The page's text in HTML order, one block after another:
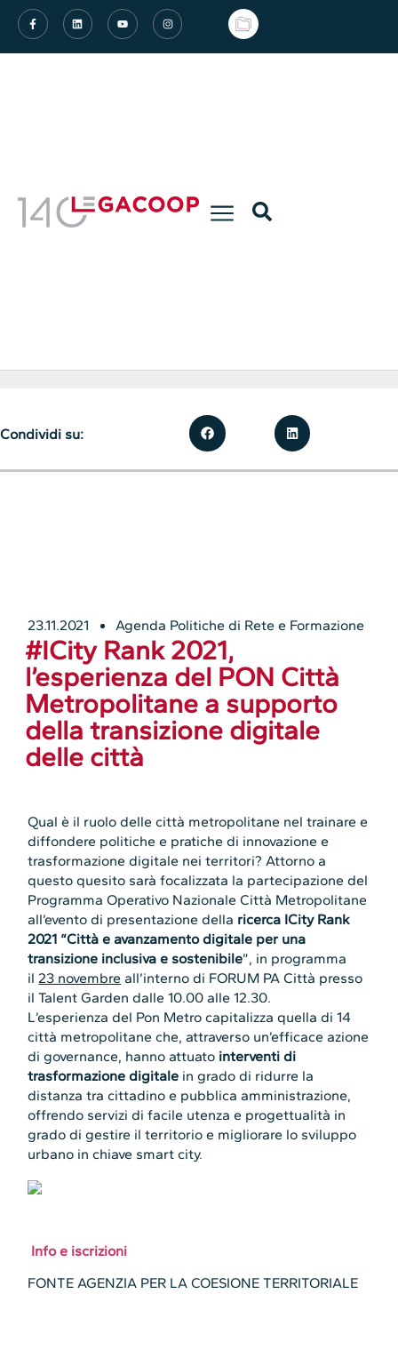
23.11.2021 Agenda Politiche di Rete e Formazione
#ICity Rank 2021,
l’esperienza del PON Città
Metropolitane a supporto
della transizione digitale
delle città
Qual è il ruolo delle città metropolitane nel trainare e
diffondere politiche e pratiche di innovazione e
trasformazione digitale nei territori? Attorno a
questo quesito sarà focalizzata la partecipazione del
Programma Operativo Nazionale Città Metropolitane
all’evento di presentazione della ricerca ICity Rank
2021 “Città e avanzamento digitale per una
transizione inclusiva e sostenibile”, in programma
il 23 novembre all’interno di FORUM PA Città presso
il Talent Garden dalle 10.00 alle 12.30.
L’esperienza del Pon Metro capitalizza quella di 14
città metropolitane che, attraverso un’efficace azione
di governance, hanno attuato interventi di
trasformazione digitale in grado di ridurre la
distanza tra cittadino e pubblica amministrazione,
offrendo servizi di facile utenza e progettualità in
grado di gestire il territorio e migliorare lo sviluppo
urbano in chiave smart city.
Info e iscrizioni
FONTE AGENZIA PER LA COESIONE TERRITORIALE
Condividi su: